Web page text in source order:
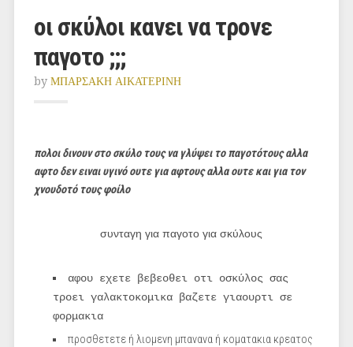
οι σκύλοι κανει να τρονε
παγοτο ;;;
by ΜΠΑΡΣΑΚΗ ΑΙΚΑΤΕΡΙΝΗ
πολοι δινουν στο σκύλο τους να γλύψει το παγοτότους αλλα
αφτο δεν ειναι υγινό ουτε για αφτους αλλα ουτε και για τον
χνουδοτό τους φοίλο
συνταγη για παγοτο για σκύλους
αφου εχετε βεβεοθει οτι οσκύλος σας
τροει γαλακτοκομικα βαζετε γιαουρτι σε
φορμακια
προσθετετε ή λιομενη μπανανα ή κοματακια κρεατος